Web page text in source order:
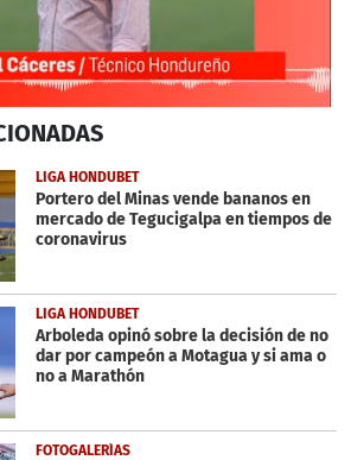
LIGA HONDUBET
Portero del Minas vende bananos en
mercado de Tegucigalpa en tiempos de
coronavirus
LIGA HONDUBET
Arboleda opinó sobre la decisión de no
dar por campeón a Motagua y si ama o
no a Marathón
FOTOGALERÍAS